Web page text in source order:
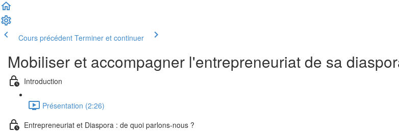
Cours précédent Terminer et continuer
Mobiliser et accompagner l'entrepreneuriat de sa
Introduction
Présentation (2:26)
Entrepreneuriat et Diaspora : de quoi parlons-nous ?